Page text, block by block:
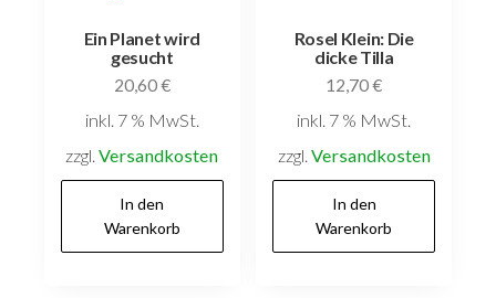
Ein Planet wird
gesucht
20,60€
inkl. 7 % MwSt.
zzgl.Versandkosten
In den
Warenkorb
Rosel Klein: Die
dicke Tilla
12,70€
inkl. 7 % MwSt.
zzgl. Versandkosten
In den
Warenkorb